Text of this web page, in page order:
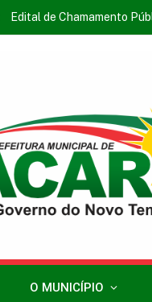
Edital de Chamamento
O MUNICÍPIO